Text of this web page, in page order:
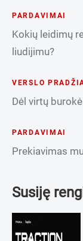
PARDAVIMAI
Kokių leidimų
liudijimu?
VERSLO
Dėl virtų
PARDAVIMAI
Prekiavimas
Susiję